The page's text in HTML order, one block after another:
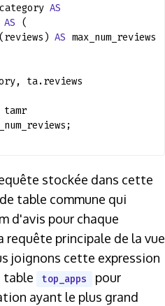
AS
AS (
(reviews) AS max_num_reviews
ta.reviews
tamr
stockée dans cette
table commune qui
d'avis pour chaque
requête principale de la vue
joignons cette expression
table
top_apps
pour
ayant le plus grand